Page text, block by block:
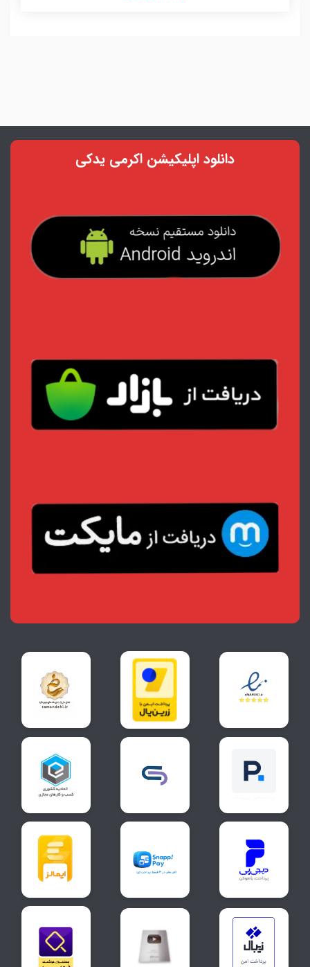
دانلود اپلیکیشن اکرمی یدکی